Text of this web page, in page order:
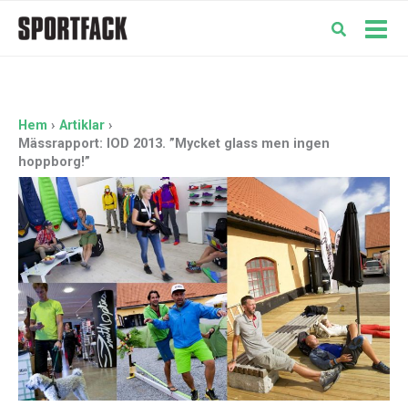
Hem
Artiklar
Mässrapport: IOD 2013. ”Mycket glass men ingen
hoppborg!”